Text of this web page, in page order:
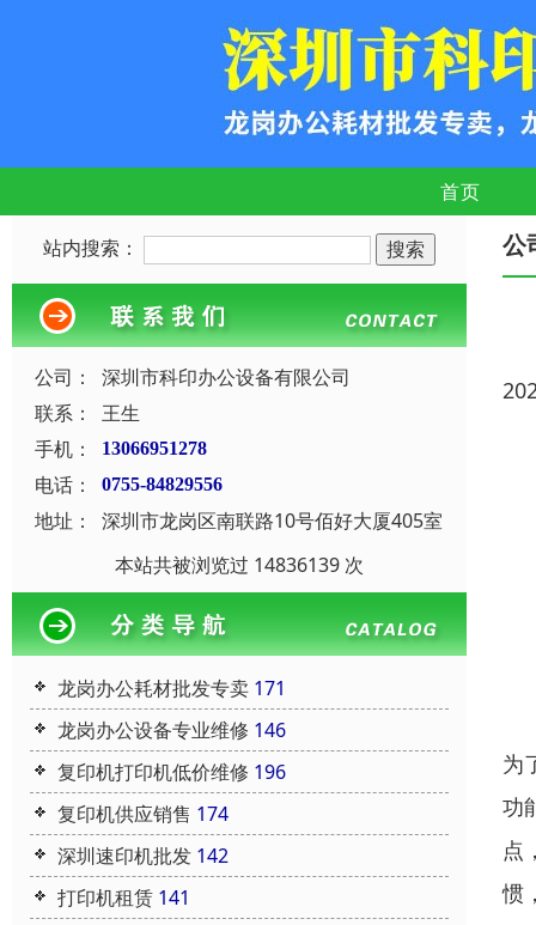
首页
站内搜索：
公司：
深圳市科印办公设备有限公司
联系：
王生
手机：
13066951278
电话： 0755-84829556
地址：
深圳市龙岗区南联路10号佰好大厦405室
本站共被浏览过 14836139 次
龙岗办公耗材批发专卖 171
龙岗办公设备专业维修 146
复印机打印机低价维修 196
复印机供应销售 174
深圳速印机批发 142
打印机租赁 141
公
为
功
点
惯